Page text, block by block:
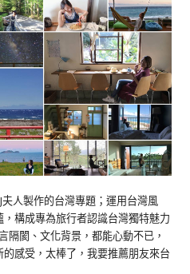
夫人製作的台灣專題；運用台灣風
構成專為旅行者認識台灣獨特魅力
隔閡、文化背景，都能心動不已，
感受，太棒了，我要推薦朋友來台